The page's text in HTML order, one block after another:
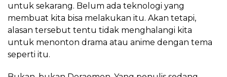
untuk sekarang. Belum ada teknologi yang
membuat kita bisa melakukan itu. Akan tetapi,
alasan tersebut tentu tidak menghalangi kita
untuk menonton drama atau anime dengan tema
seperti itu.